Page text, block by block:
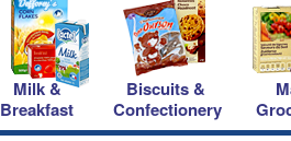
Milk &
Breakfast
Biscuits &
Confectionery